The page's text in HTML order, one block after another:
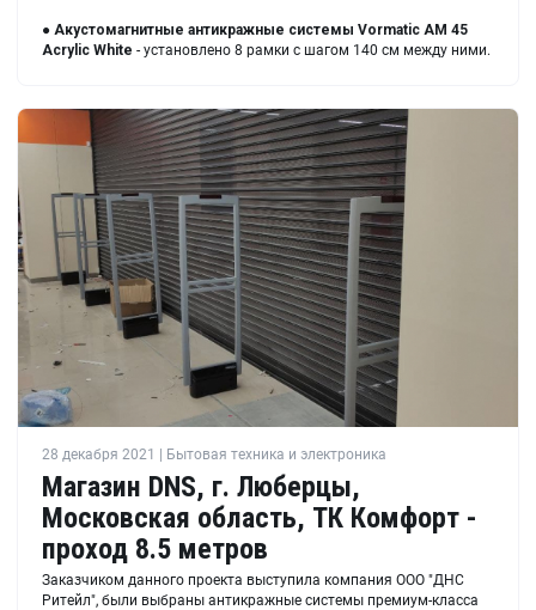
● Акустомагнитные антикражные системы Vormatic AM 45
Acrylic White - установлено 8 рамки с шагом 140 см между ними.
28 декабря 2021 | Бытовая техника и электроника
Магазин DNS, г. Люберцы,
Московская область, ТК Комфорт -
проход 8.5 метров
Заказчиком данного проекта выступила компания ООО "ДНС
Ритейл", были выбраны антикражные системы премиум-класса